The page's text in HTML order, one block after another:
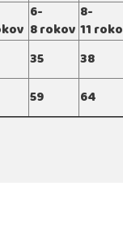
6-
8 rokov
8-
11
35
38
59 64